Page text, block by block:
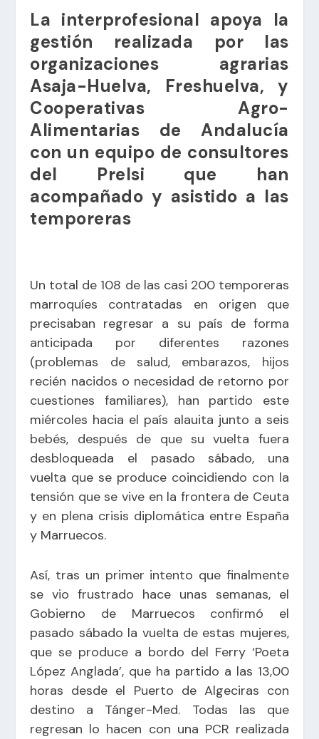
La interprofesional apoya la
gestión realizada por las
organizaciones agrarias
Asaja-Huelva, Freshuelva, y
Cooperativas Agro-
Alimentarias de Andalucía
con un equipo de consultores
del Prelsi que han
acompañado y asistido a las
temporeras
Un total de 108 de las casi 200 temporeras
marroquíes contratadas en origen que
precisaban regresar a su país de forma
anticipada por diferentes razones
(problemas de salud, embarazos, hijos
recién nacidos o necesidad de retorno por
cuestiones familiares), han partido este
miércoles hacia el país alauita junto a seis
bebés, después de que su vuelta fuera
desbloqueada el pasado sábado, una
vuelta que se produce coincidiendo con la
tensión que se vive en la frontera de Ceuta
y en plena crisis diplomática entre España
y Marruecos.
Así, tras un primer intento que finalmente
se vio frustrado hace unas semanas, el
Gobierno de Marruecos confirmó el
pasado sábado la vuelta de estas mujeres,
que se produce a bordo del Ferry ‘Poeta
López Anglada’, que ha partido a las 13,00
horas desde el Puerto de Algeciras con
destino a Tánger-Med. Todas las que
regresan lo hacen con una PCR realizada